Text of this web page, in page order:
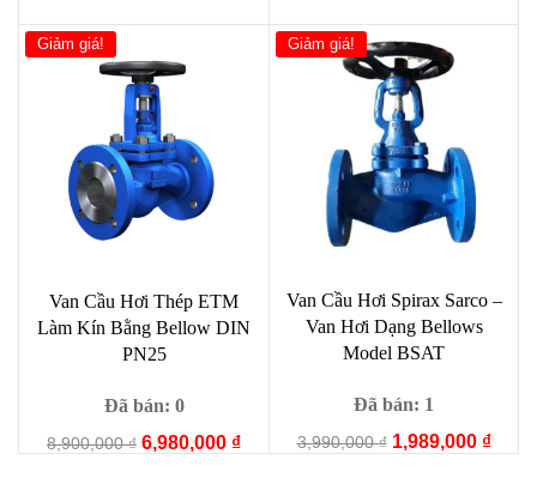
29,000 ₫.
90,000 ₫.
Giảm giá!
Van Cầu Hơi Thép ETM
Làm Kín Bằng Bellow DIN
PN25
Đã bán: 0
8,900,000₫ Giá
6,980,000 ₫Giá
Giảm giá!
Van Cầu Hơi Spirax Sarco –
Van Hơi Dạng Bellows
Model BSAT
Đã bán: 1
3,990,000₫ Giá
1,989,000 ₫Giá